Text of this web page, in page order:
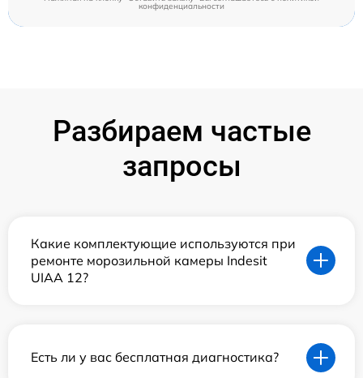
конфиденциальности
Разбираем частые
запросы
Какие комплектующие используются при
ремонте морозильной камеры Indesit
UIAA 12?
Есть ли у вас бесплатная диагностика?